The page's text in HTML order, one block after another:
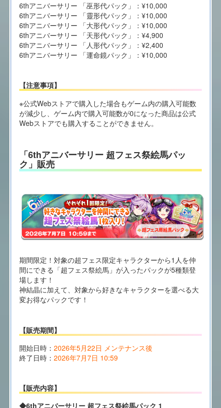
6thアニバーサリー 「巫形代パック」：¥10,000
6thアニバーサリー 「靈形代パック」：¥10,000
6thアニバーサリー 「大形代パック」：¥10,000
6thアニバーサリー 「天形代パック」：¥4,900
6thアニバーサリー 「人形代パック」：¥2,400
6thアニバーサリー 「運命鏡パック」：¥10,000
【注意事項】
※公式Webストアで購入した場合もゲーム内の購入可能数
が減少し、ゲーム内で購入可能数が0になった商品は公式
Webストアでも購入することができません。
「6thアニバーサリー 超フェス祭絵馬パッ
ク」販売
期間限定！対象の超フェス限定キャラクターから1人を仲
間にできる「超フェス祭絵馬」が入ったパックが5種類登
場します！
神結晶に加えて、対象から好きなキャラクターを選べる大
変お得なパックです！
【販売期間】
開始日時： 2026年5月22日 メンテナンス後
終了日時： 2026年7月7日 10:59
【販売内容】
◆6thアニバーサリー 超フェス祭絵馬パック 1